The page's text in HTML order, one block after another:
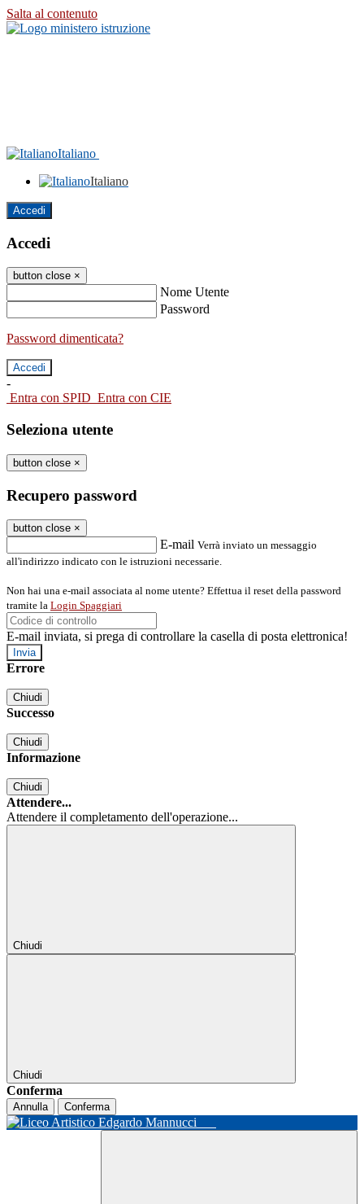
Salta al contenuto
Italiano
Italiano
Accedi
Accedi
button close ×
Nome Utente
Password
Password dimenticata?
-
Entra con SPID Entra con CIE
Seleziona utente
button close ×
Recupero password
button close ×
E-mail Verrà inviato un messaggio
all'indirizzo indicato con le istruzioni necessarie.
Non hai una e-mail associata al nome utente? Effettua il reset della password
tramite la Login Spaggiari
E-mail inviata, si prega di controllare la casella di posta elettronica!
Errore
Chiudi
Successo
Chiudi
Informazione
Chiudi
Attendere...
Attendere il completamento dell'operazione...
Chiudi
Chiudi
Conferma
Annulla Conferma